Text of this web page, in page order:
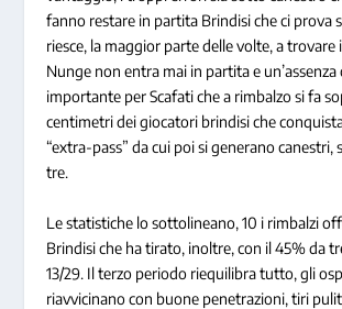
fanno restare in partita Brindisi che ci prova
riesce, la maggior parte delle volte, a trovare
Nunge non entra mai in partita e un’assenza
importante per Scafati che a rimbalzo si fa
centimetri dei giocatori brindisi che
“extra-pass” da cui poi si generano
tre.
Le statistiche lo sottolineano, 10 i rimbalzi
Brindisi che ha tirato, inoltre, con il 45% da
13/29. Il terzo periodo riequilibra tutto, gli
riavvicinano con buone penetrazioni, tiri